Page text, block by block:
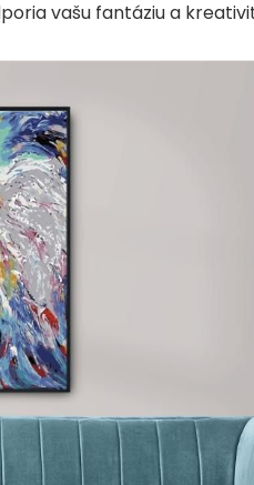
vašu fantáziu a